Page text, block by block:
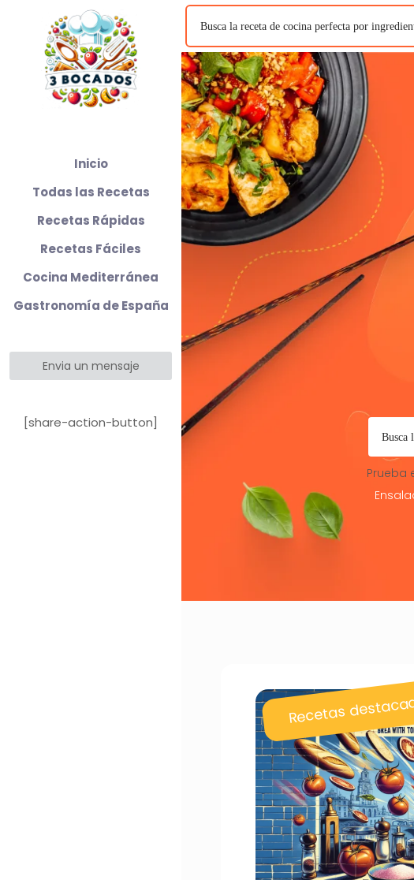
Prueba
Recetas
Inicio
Todas las Recetas
Recetas Rápidas
Recetas Fáciles
Cocina Mediterránea
Gastronomía de España
Envia un mensaje
[share-action-button]